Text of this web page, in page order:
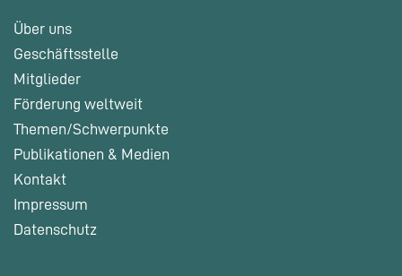
Über uns
Geschäftsstelle
Mitglieder
Förderung weltweit
Themen/Schwerpunkte
Publikationen & Medien
Kontakt
Impressum
Datenschutz